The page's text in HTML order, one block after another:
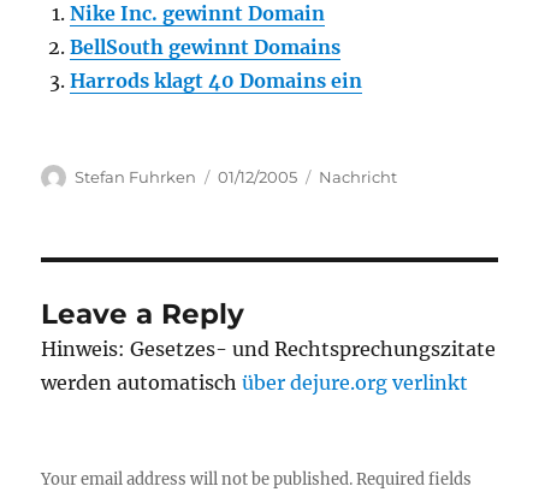
Nike Inc. gewinnt Domain
BellSouth gewinnt Domains
Harrods klagt 40 Domains ein
Author
Stefan Fuhrken
Posted
01/12/2005 Categories
Nachricht
Leave a Reply
Hinweis: Gesetzes- und Rechtsprechungszitate
werden automatischüber dejure.org verlinkt
Your email address will not be published. Required fields